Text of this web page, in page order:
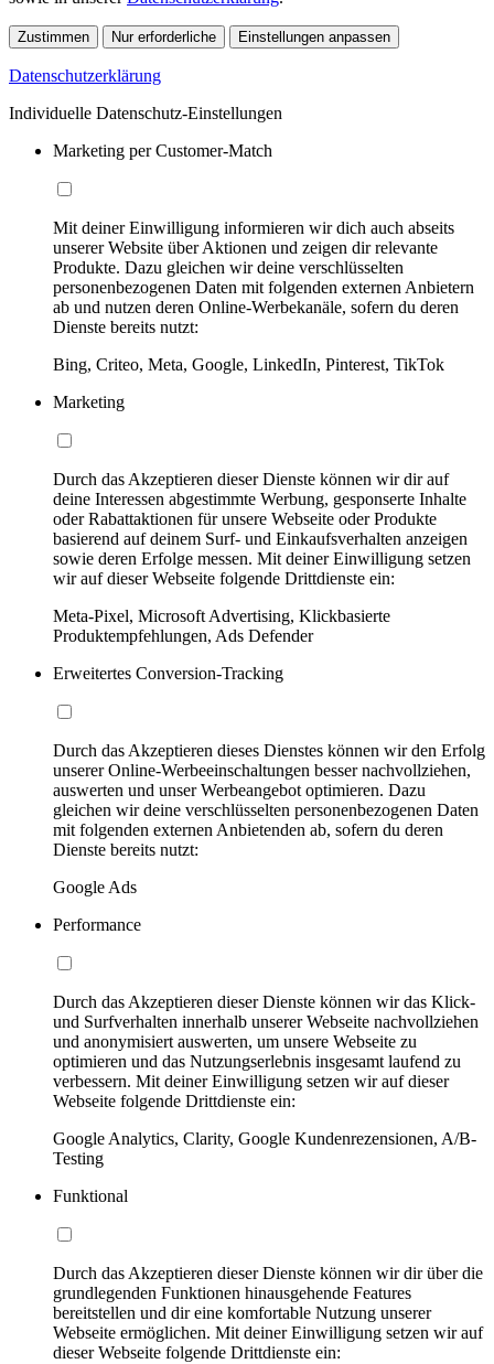
Zustimmen Nur erforderliche Einstellungen anpassen
Datenschutzerklärung
Individuelle Datenschutz-Einstellungen
Marketing per Customer-Match
Mit deiner Einwilligung informieren wir dich auch abseits
unserer Website über Aktionen und zeigen dir relevante
Produkte. Dazu gleichen wir deine verschlüsselten
personenbezogenen Daten mit folgenden externen Anbietern
ab und nutzen deren Online-Werbekanäle, sofern du deren
Dienste bereits nutzt:
Bing, Criteo, Meta, Google, LinkedIn, Pinterest, TikTok
Marketing
Durch das Akzeptieren dieser Dienste können wir dir auf
deine Interessen abgestimmte Werbung, gesponserte Inhalte
oder Rabattaktionen für unsere Webseite oder Produkte
basierend auf deinem Surf- und Einkaufsverhalten anzeigen
sowie deren Erfolge messen. Mit deiner Einwilligung setzen
wir auf dieser Webseite folgende Drittdienste ein:
Meta-Pixel, Microsoft Advertising, Klickbasierte
Produktempfehlungen, Ads Defender
Erweitertes Conversion-Tracking
Durch das Akzeptieren dieses Dienstes können wir den Erfolg
unserer Online-Werbeeinschaltungen besser nachvollziehen,
auswerten und unser Werbeangebot optimieren. Dazu
gleichen wir deine verschlüsselten personenbezogenen Daten
mit folgenden externen Anbietenden ab, sofern du deren
Dienste bereits nutzt:
Google Ads
Performance
Durch das Akzeptieren dieser Dienste können wir das Klick-
und Surfverhalten innerhalb unserer Webseite nachvollziehen
und anonymisiert auswerten, um unsere Webseite zu
optimieren und das Nutzungserlebnis insgesamt laufend zu
verbessern. Mit deiner Einwilligung setzen wir auf dieser
Webseite folgende Drittdienste ein:
Google Analytics, Clarity, Google Kundenrezensionen, A/B-
Testing
Funktional
Durch das Akzeptieren dieser Dienste können wir dir über die
grundlegenden Funktionen hinausgehende Features
bereitstellen und dir eine komfortable Nutzung unserer
Webseite ermöglichen. Mit deiner Einwilligung setzen wir auf
dieser Webseite folgende Drittdienste ein: